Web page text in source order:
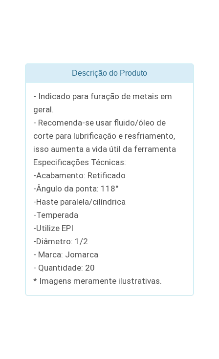
Descrição do Produto
- Indicado para furação de metais em
geral.
- Recomenda-se usar fluido/óleo de
corte para lubrificação e resfriamento,
isso aumenta a vida útil da ferramenta
Especificações Técnicas:
-Acabamento: Retificado
-Ângulo da ponta: 118°
-Haste paralela/cilíndrica
-Temperada
-Utilize EPI
-Diâmetro: 1/2
- Marca: Jomarca
- Quantidade: 20
* Imagens meramente ilustrativas.